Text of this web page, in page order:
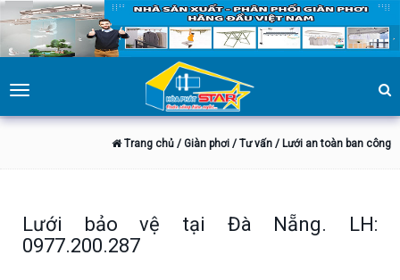
Toggle
navigation
Trang chủ / Giàn phơi / Tư vấn / Lưới an toàn ban công
Lưới bảo vệ tại Đà Nẵng. LH:
0977.200.287